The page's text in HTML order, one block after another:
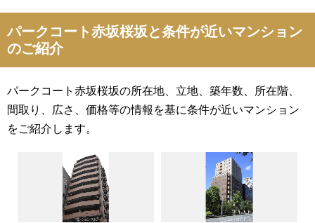
パークコート赤坂桜坂と条件が近いマンション
のご紹介
パークコート赤坂桜坂の所在地、立地、築年数、所在階、
間取り、広さ、価格等の情報を基に条件が近いマンション
をご紹介します。